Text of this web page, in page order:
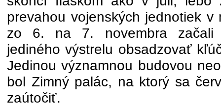
prevahou vojenských jednotiek
zo 6. na 7. novembra začali
jediného výstrelu obsadzovať
Jedinou významnou budovou
bol Zimný palác, na ktorý sa
zaútočiť.